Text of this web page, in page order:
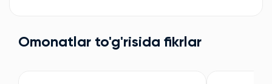
Omonatlar to'g'risida fikrlar